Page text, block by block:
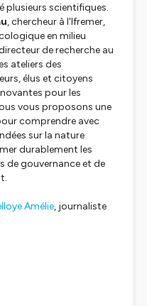
plusieurs scientifiques.
, chercheur à l'Ifremer,
en milieu
de recherche au
ateliers des
élus et citoyens
pour les
vous proposons une
comprendre avec
sur la nature
durablement les
de gouvernance et de
Amélie, journaliste